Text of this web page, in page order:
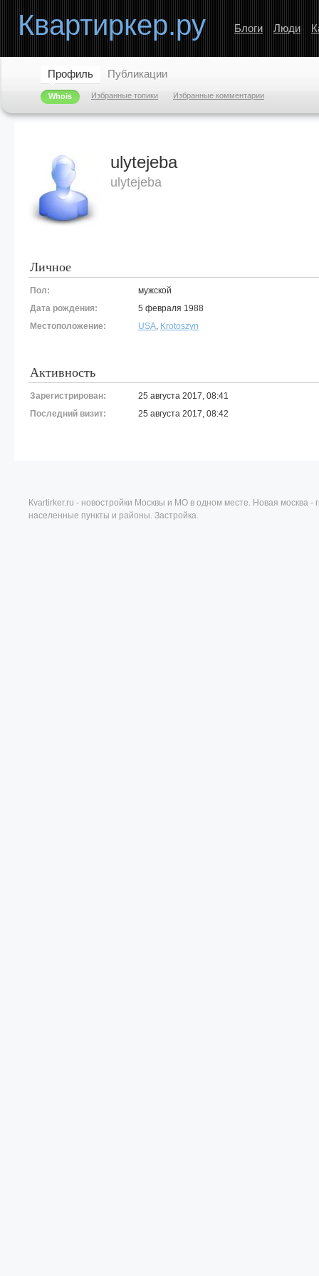
Квартиркер.ру Блоги Люди
Профиль
Whois Избранные топики Избранные комментарии
Публикации
ulytejeba
ulytejeba
Личное
Пол:
мужской
Дата рождения:
5 февраля 1988
Местоположение:
USA, Krotoszyn
Активность
Зарегистрирован:
25 августа 2017, 08:41
Последний визит:
25 августа 2017, 08:42
Кvartirker.ru - новостройки Москвы и МО в одном месте. Новая москва
населенные пункты и районы. Застройка.